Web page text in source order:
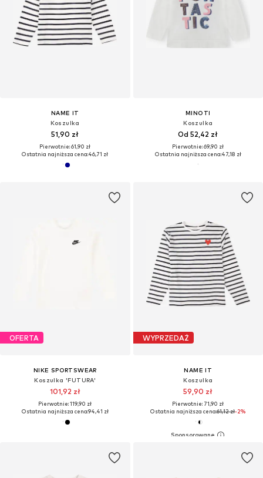
NAME IT
Koszulka
51,90 zł
Pierwotnie: 61,90 zł
Ostatnia najniższa cena:46,71 zł
MINOTI
Koszulka
Od 52,42 zł
Pierwotnie: 69,90 zł
Ostatnia najniższa cena:47,18 zł
OFERTA
NIKE SPORTSWEAR
Koszulka 'FUTURA'
101,92 zł
Pierwotnie: 119,90 zł
Ostatnia najniższa cena:94,41 zł
WYPRZEDAŻ
NAME IT
Koszulka
59,90 zł
Pierwotnie: 71,90 zł
Ostatnia najniższa cena:61,12 zł-2%